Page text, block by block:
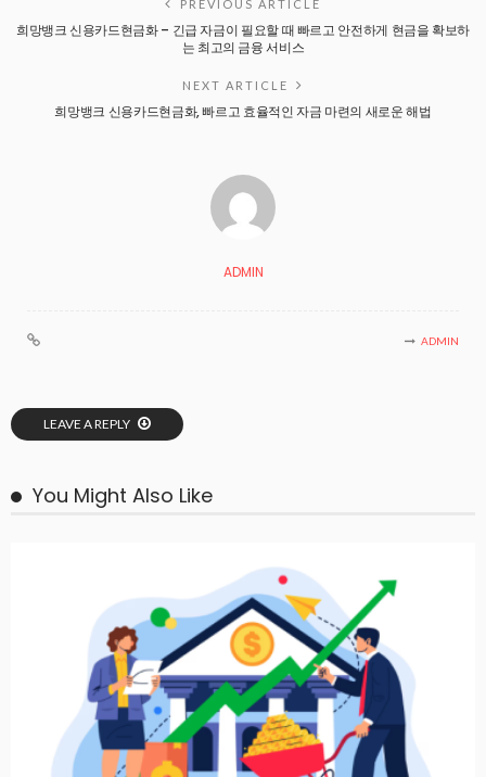
PREVIOUS ARTICLE
희망뱅크 신용카드현금화 – 긴급 자금이 필요할 때 빠르고 안전하게 현금을 확보하
는 최고의 금융 서비스
NEXT ARTICLE
희망뱅크 신용카드현금화, 빠르고 효율적인 자금 마련의 새로운 해법
ADMIN
ADMIN
LEAVE A REPLY
You Might Also Like